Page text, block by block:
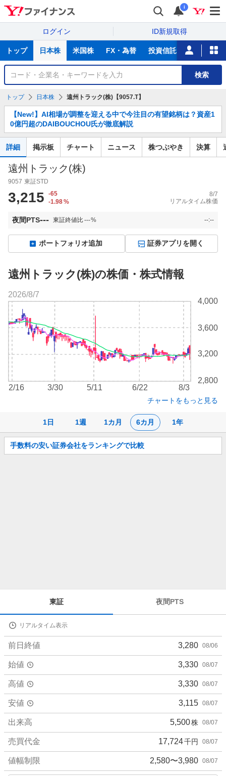
i
ログイン ID新規取得
サ
トップ 日本株 米国株 FX・為替 投資信託 ニュース
銘
検
検索
トップ 日本株 遠州トラック(株)【9057.T】
知
ら
せ
【New!】AI相場が調整を迎える中で今注目の有望銘柄は？資産1
0億円超のDAIBOUCHOU氏が徹底解説
詳細 掲示板 チャート ニュース 株つぶやき 決算
遠州トラック(株)
9057 東証STD
3,215
-65
-1.98%
8/7
リアルタイム株価
夜間PTS--- 東証終値比---% --:--
ポートフォリオ追加 証券アプリを開く
遠州トラック(株)の株価・株式情報
1日 1週 1カ月 6カ月 1年
2,800
3,200
3,600
4,000
2/16 3/30 5/11 6/22 8/3
2026/8/7
チャートをもっと見る
お
知
手数料の安い証券会社をランキングで比較
詳
値
東証 夜間PTS
リアルタイム表示
前日終値 3,280 08/06
始値 3,330 08/07
高値 3,330 08/07
安値 3,115 08/07
出来高 5,500株 08/07
売買代金 17,724千円 08/07
値幅制限 2,580〜3,980 08/07